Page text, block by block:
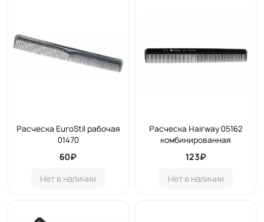
Расческа EuroStil рабочая
01470
60₽
Нет в наличии
Расческа Hairway 05162
комбинированная
123₽
Нет в наличии